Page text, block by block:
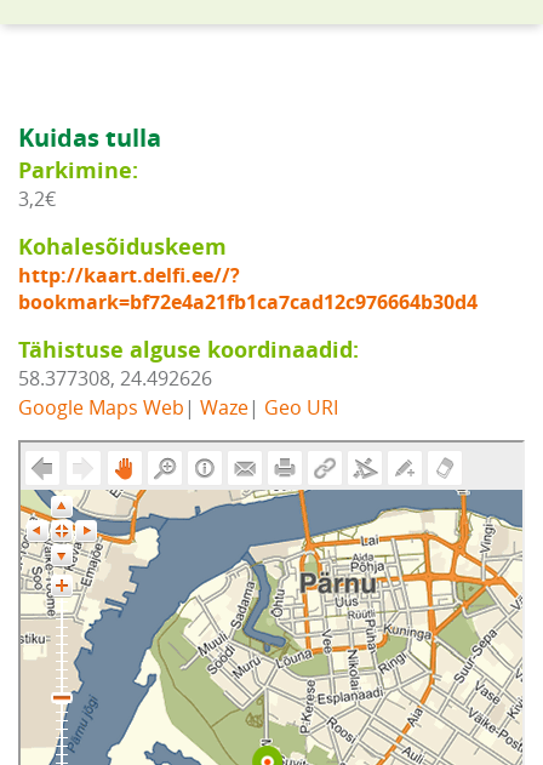
Kuidas tulla
Parkimine:
3,2€
Kohalesõiduskeem
http://kaart.delfi.ee//?
bookmark=bf72e4a21fb1ca7cad12c976664b30d4
Tähistuse alguse koordinaadid:
58.377308, 24.492626
Google Maps Web | Waze| Geo URI